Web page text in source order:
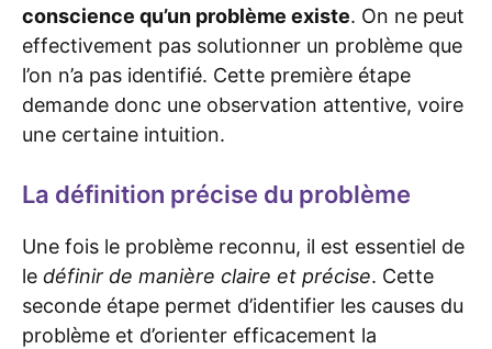
conscience qu’un problème existe. On ne peut
effectivement pas solutionner un problème que
l’on n’a pas identifié. Cette première étape
demande donc une observation attentive, voire
une certaine intuition.
La définition précise du problème
Une fois le problème reconnu, il est essentiel de
le définir de manière claire et précise. Cette
seconde étape permet d’identifier les causes du
problème et d’orienter efficacement la